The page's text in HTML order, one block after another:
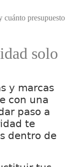
cuánto presupuesto
solo
y marcas
con una
paso a
te
dentro de